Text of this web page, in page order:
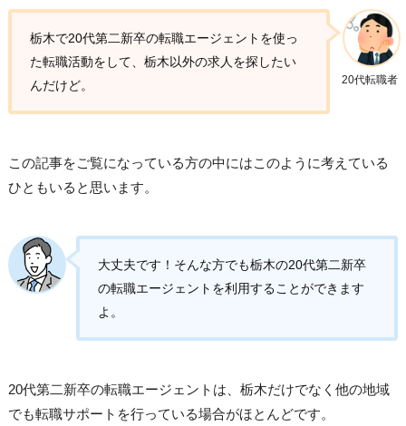
20代転職者
栃木で20代第二新卒の転職エージェントを使っ
た転職活動をして、栃木以外の求人を探したい
んだけど。
この記事をご覧になっている方の中にはこのように考えている
ひともいると思います。
大丈夫です！そんな方でも栃木の20代第二新卒
の転職エージェントを利用することができます
よ。
20代第二新卒の転職エージェントは、栃木だけでなく他の地域
でも転職サポートを行っている場合がほとんどです。